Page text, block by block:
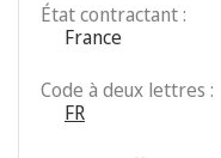
État contractant :
France
Code à deux lettres :
FR